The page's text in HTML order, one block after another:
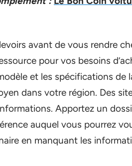
avant de vous rendre
pour vos besoins
et les spécifications de
dans votre région. Des
Apportez un
auquel vous pourrez
en manquant les